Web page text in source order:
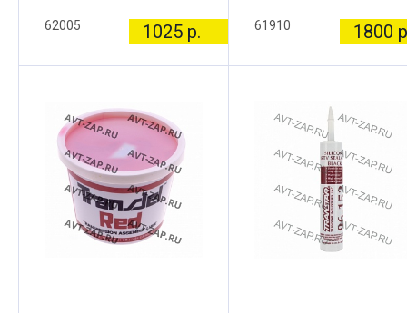
62005 1025 р. 61910 1800